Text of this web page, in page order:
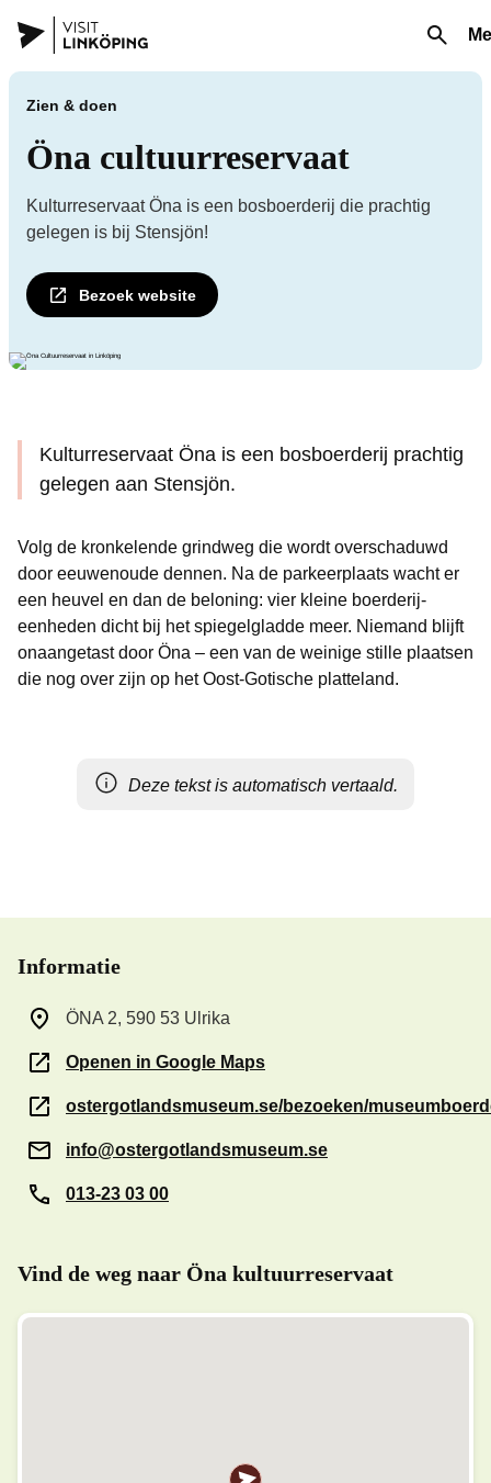
Zien & doen
Öna cultuurreservaat
Kulturreservaat Öna is een bosboerderij die prachtig
gelegen is bij Stensjön!
Bezoek website
Kulturreservaat Öna is een bosboerderij prachtig
gelegen aan Stensjön.
Volg de kronkelende grindweg die wordt overschaduwd
door eeuwenoude dennen. Na de parkeerplaats wacht er
een heuvel en dan de beloning: vier kleine boerderij-
eenheden dicht bij het spiegelgladde meer. Niemand blijft
onaangetast door Öna – een van de weinige stille plaatsen
die nog over zijn op het Oost-Gotische platteland.
Deze tekst is automatisch vertaald.
Informatie
ÖNA 2, 590 53 Ulrika
Openen in Google Maps
ostergotlandsmuseum.se/bezoeken/
info@ostergotlandsmuseum.se
013-23 03 00
Vind de weg naar Öna kultuurreservaat